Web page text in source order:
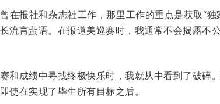
在报社和杂志社工作，那里工作的重点是获取“
流言蜚语。在报道美巡赛时，我通常不会揭露不
和成绩中寻找终极快乐时，我就从中看到了破碎
在实现了毕生所有目标之后。